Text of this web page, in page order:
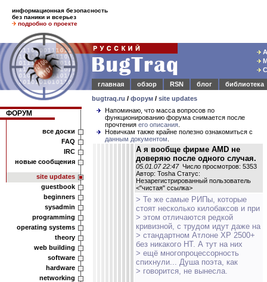
информационная безопасность
без паники и всерьез
подробно о проекте
главная
обзор RSN блог
библиотека
bugtraq.ru / форум / site updates
ФОРУМ
все доски
FAQ
IRC
новые сообщения
site updates
guestbook
beginners
sysadmin
programming
operating systems
theory
web building
software
hardware
networking
Напоминаю, что масса вопросов по
функционированию форума снимается после
прочтения его описания
Новичкам также крайне полезно ознакомиться с
данным документом
А я вообще фирме AMD не
доверяю после одного случая.
05.01.07 22:47Число просмотров: 5353
Автор: Tosha Статус:
Незарегистрированный пользователь
<"чистая" ссылка>
> Те же самые РИПы, которые
стоят несколько килобаксов и при
> этом отличаются редкой
кривизной, с трудом идут даже на
> стандартном Атлоне ХР 2500+
без никакого НТ. А тут на них
> ещё многопроцессорность
спихнули... Душа поэта, как
> говорится, не вынесла.